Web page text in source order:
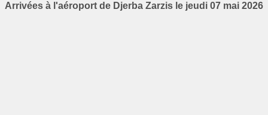
Arrivées à l'aéroport de Djerba Zarzis le jeudi 07 mai 2026